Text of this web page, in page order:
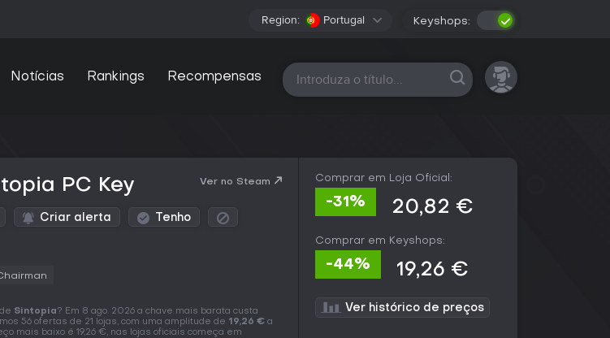
Region: Portugal Keyshops:
Notícias Rankings Recompensas Todas as plataformas
PC Key Ver no Steam
Criar alerta Tenho
Sintopia? Em 8 ago. 2026 a chave mais barata custa
56 ofertas de 21 lojas, com uma amplitude de 19,26 € a
mais baixo é 19,26 €, nas lojas oficiais começa em
Comprar em Loja Oficial:
-31% 20,82 €
Comprar em Keyshops:
-44% 19,26 €
Ver histórico de preços